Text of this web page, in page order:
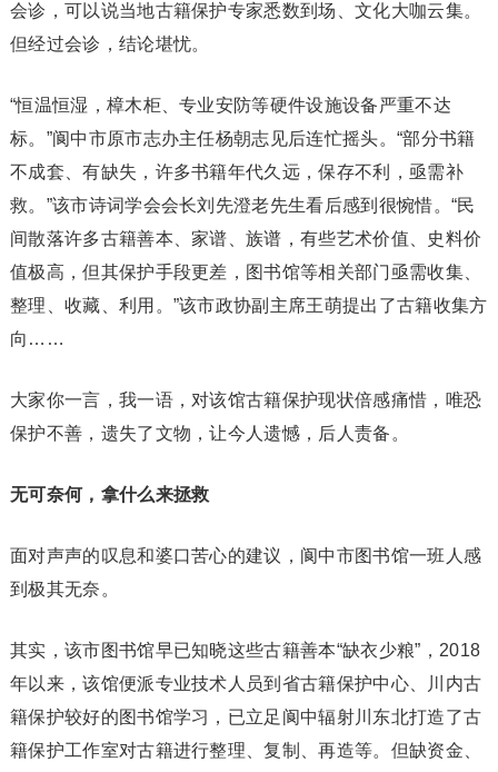
会诊，可以说当地古籍保护专家悉数到场、文化大咖云集。
但经过会诊，结论堪忧。
“恒温恒湿，樟木柜、专业安防等硬件设施设备严重不达
标。”阆中市原市志办主任杨朝志见后连忙摇头。“部分书籍
不成套、有缺失，许多书籍年代久远，保存不利，亟需补
救。”该市诗词学会会长刘先澄老先生看后感到很惋惜。“民
间散落许多古籍善本、家谱、族谱，有些艺术价值、史料价
值极高，但其保护手段更差，图书馆等相关部门亟需收集、
整理、收藏、利用。”该市政协副主席王萌提出了古籍收集方
向……
大家你一言，我一语，对该馆古籍保护现状倍感痛惜，唯恐
保护不善，遗失了文物，让今人遗憾，后人责备。
无可奈何，拿什么来拯救
面对声声的叹息和婆口苦心的建议，阆中市图书馆一班人感
到极其无奈。
其实，该市图书馆早已知晓这些古籍善本“缺衣少粮”，2018
年以来，该馆便派专业技术人员到省古籍保护中心、川内古
籍保护较好的图书馆学习，已立足阆中辐射川东北打造了古
籍保护工作室对古籍进行整理、复制、再造等。但缺资金、